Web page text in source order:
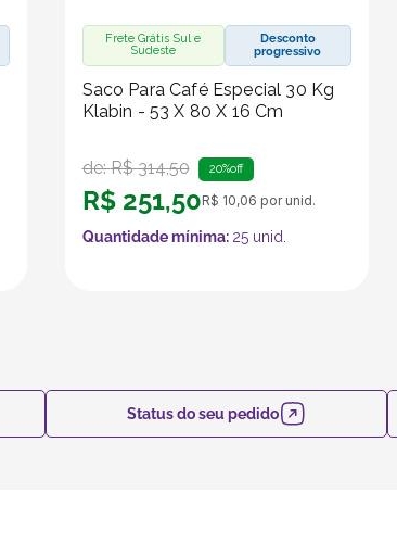
Frete Grátis Sul e
Sudeste
Desconto
progressivo
Saco Para Café Especial 30 Kg
Klabin - 53 X 80 X 16 Cm
de:R$ 314,50 20%off
R$ 251,50R$ 10,06 por unid.
Quantidade mínima: 25unid.
Status do seu pedido